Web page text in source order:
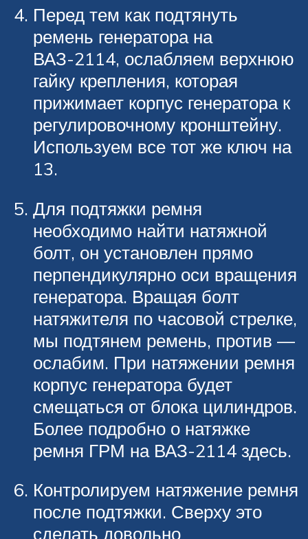
Перед тем как подтянуть
ремень генератора на
ВАЗ-2114, ослабляем верхнюю
гайку крепления, которая
прижимает корпус генератора к
регулировочному кронштейну.
Используем все тот же ключ на
13.
Для подтяжки ремня
необходимо найти натяжной
болт, он установлен прямо
перпендикулярно оси вращения
генератора. Вращая болт
натяжителя по часовой стрелке,
мы подтянем ремень, против —
ослабим. При натяжении ремня
корпус генератора будет
смещаться от блока цилиндров.
Более подробно о натяжке
ремня ГРМ на ВАЗ-2114 здесь.
Контролируем натяжение ремня
после подтяжки. Сверху это
сделать довольно